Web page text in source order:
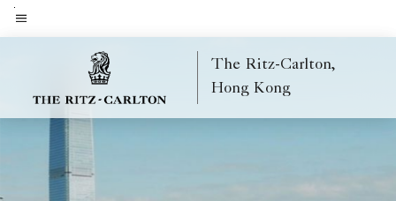
Skip
toMenütext
The Ritz-Carlton,
Hong Kong